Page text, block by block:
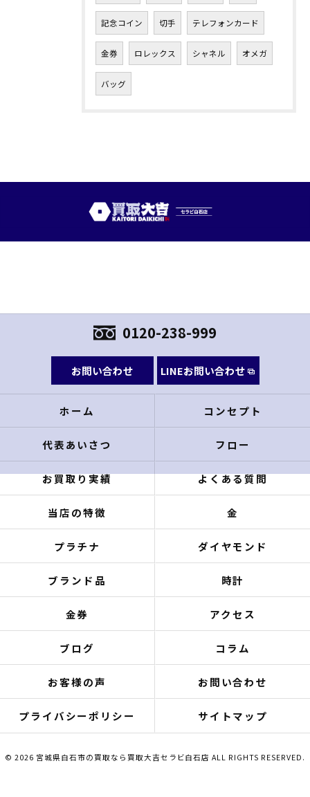
記念コイン 切手 テレフォンカード
金券 ロレックス シャネル オメガ
バッグ
0120-238-999
お問い合わせ LINEお問い合わせ
ホーム コンセプト
代表あいさつ フロー
お買取り実績 よくある質問
当店の特徴 金
プラチナ ダイヤモンド
ブランド品 時計
金券 アクセス
ブログ コラム
お客様の声 お問い合わせ
プライバシーポリシー サイトマップ
© 2026 宮城県白石市の買取なら買取大吉セラビ白石店 ALL RIGHTS RESERVED.